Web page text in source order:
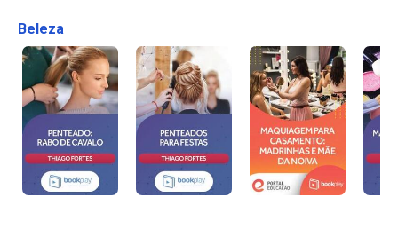
Beleza